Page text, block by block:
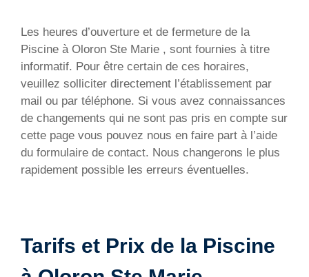
Les heures d’ouverture et de fermeture de la
Piscine à Oloron Ste Marie , sont fournies à titre
informatif. Pour être certain de ces horaires,
veuillez solliciter directement l’établissement par
mail ou par téléphone. Si vous avez connaissances
de changements qui ne sont pas pris en compte sur
cette page vous pouvez nous en faire part à l’aide
du formulaire de contact. Nous changerons le plus
rapidement possible les erreurs éventuelles.
Tarifs et Prix de la Piscine